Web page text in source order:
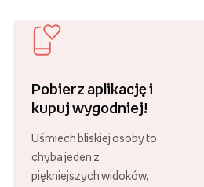
Pobierz aplikację i
kupuj wygodniej!
Uśmiech bliskiej osoby to
chyba jeden z
piękniejszych widoków,